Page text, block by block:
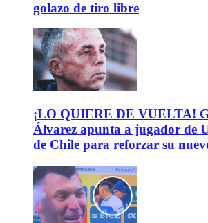
golazo de tiro libre
¡LO QUIERE DE VUELTA!
Álvarez apunta a jugador de
de Chile para reforzar su